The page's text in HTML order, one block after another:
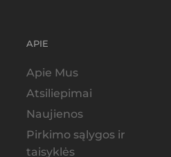
APIE
Apie Mus
Atsiliepimai
Naujienos
Pirkimo sąlygos ir
taisyklės